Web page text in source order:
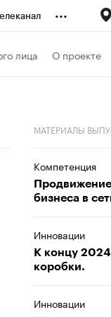
...
лица О проекте
МАТЕРИАЛЫ
Компетенция
бизнеса в
Инновации
К концу
коробки.
Инновации